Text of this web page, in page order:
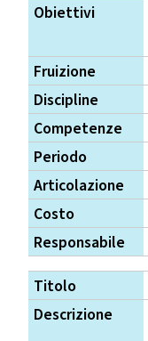
Obiettivi
Fruizione
Discipline
Competenze
Periodo
Articolazione
Costo
Responsabile
Titolo
Descrizione